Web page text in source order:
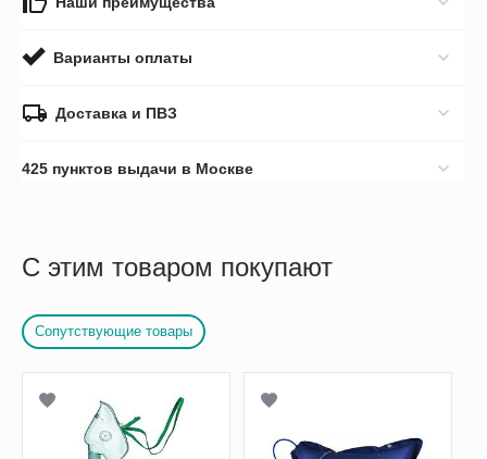
Варианты оплаты
Доставка и ПВЗ
425 пунктов выдачи в Москве
С этим товаром покупают
Сопутствующие товары